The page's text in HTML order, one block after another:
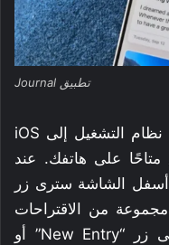
تطبيق Journal
للوصول إلى التطبيق، يجب تحديث نظام التشغيل إلى iOS
متاحًا على هاتفك. عند
أسفل الشاشة سترى زر
من الاقتراحات
من التطبيق أو يمكنك الضغط على زر “New Entry” أو